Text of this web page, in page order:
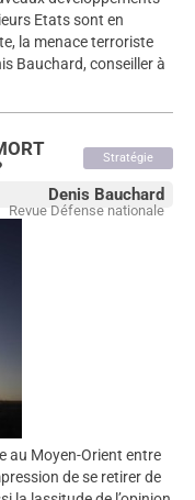
Etats sont en
la menace terroriste
Bauchard, conseiller à
Stratégie
Denis Bauchard
Revue Défense nationale
au Moyen-Orient entre
de se retirer de